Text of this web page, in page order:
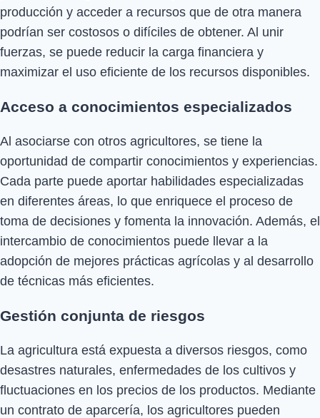
producción y acceder a recursos que de otra manera
podrían ser costosos o difíciles de obtener. Al unir
fuerzas, se puede reducir la carga financiera y
maximizar el uso eficiente de los recursos disponibles.
Acceso a conocimientos especializados
Al asociarse con otros agricultores, se tiene la
oportunidad de compartir conocimientos y experiencias.
Cada parte puede aportar habilidades especializadas
en diferentes áreas, lo que enriquece el proceso de
toma de decisiones y fomenta la innovación. Además, el
intercambio de conocimientos puede llevar a la
adopción de mejores prácticas agrícolas y al desarrollo
de técnicas más eficientes.
Gestión conjunta de riesgos
La agricultura está expuesta a diversos riesgos, como
desastres naturales, enfermedades de los cultivos y
fluctuaciones en los precios de los productos. Mediante
un contrato de aparcería, los agricultores pueden